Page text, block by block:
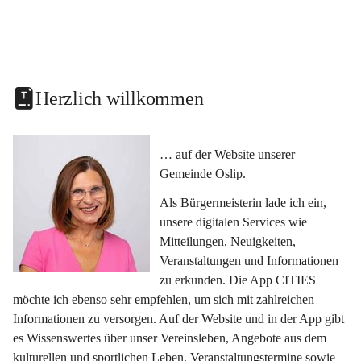
Herzlich willkommen
… auf der Website unserer
Gemeinde Oslip.
Als Bürgermeisterin lade ich ein,
unsere digitalen Services wie
Mitteilungen, Neuigkeiten,
Veranstaltungen und Informationen
zu erkunden. Die App CITIES
möchte ich ebenso sehr empfehlen, um sich mit zahlreichen
Informationen zu versorgen. Auf der Website und in der App gibt
es Wissenswertes über unser Vereinsleben, Angebote aus dem
kulturellen und sportlichen Leben, Veranstaltungstermine sowie